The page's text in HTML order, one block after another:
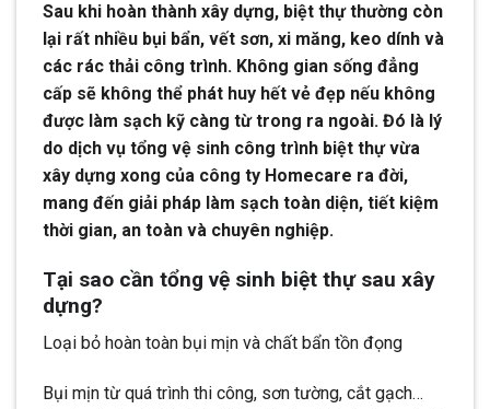
Sau khi hoàn thành xây dựng, biệt thự thường còn
lại rất nhiều bụi bẩn, vết sơn, xi măng, keo dính và
các rác thải công trình. Không gian sống đẳng
cấp sẽ không thể phát huy hết vẻ đẹp nếu không
được làm sạch kỹ càng từ trong ra ngoài. Đó là lý
do dịch vụ tổng vệ sinh công trình biệt thự vừa
xây dựng xong của công ty Homecare ra đời,
mang đến giải pháp làm sạch toàn diện, tiết kiệm
thời gian, an toàn và chuyên nghiệp.
Tại sao cần tổng vệ sinh biệt thự sau xây
dựng?
Loại bỏ hoàn toàn bụi mịn và chất bẩn tồn đọng
Bụi mịn từ quá trình thi công, sơn tường, cắt gạch…